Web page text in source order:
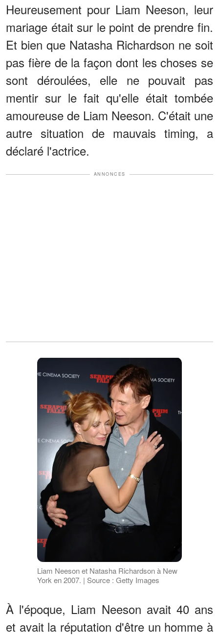
Heureusement pour Liam Neeson, leur
mariage était sur le point de prendre fin.
Et bien que Natasha Richardson ne soit
pas fière de la façon dont les choses se
sont déroulées, elle ne pouvait pas
mentir sur le fait qu'elle était tombée
amoureuse de Liam Neeson. C'était une
autre situation de mauvais timing, a
déclaré l'actrice.
ANNONCES
Liam Neeson et Natasha Richardson à New
York en 2007. | Source : Getty Images
À l'époque, Liam Neeson avait 40 ans
et avait la réputation d'être un homme à